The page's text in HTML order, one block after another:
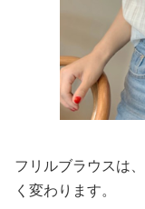
フリルブラウスは、
く変わります。